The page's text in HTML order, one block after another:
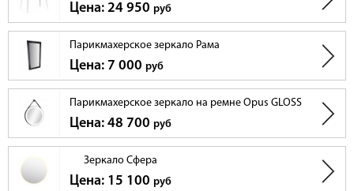
Цена: 24 950 руб
Парикмахерское зеркало Рама
Цена: 7 000 руб
Парикмахерское зеркало на ремне Opus GLOSS
Цена: 48 700 руб
Зеркало Сфера
Цена: 15 100 руб